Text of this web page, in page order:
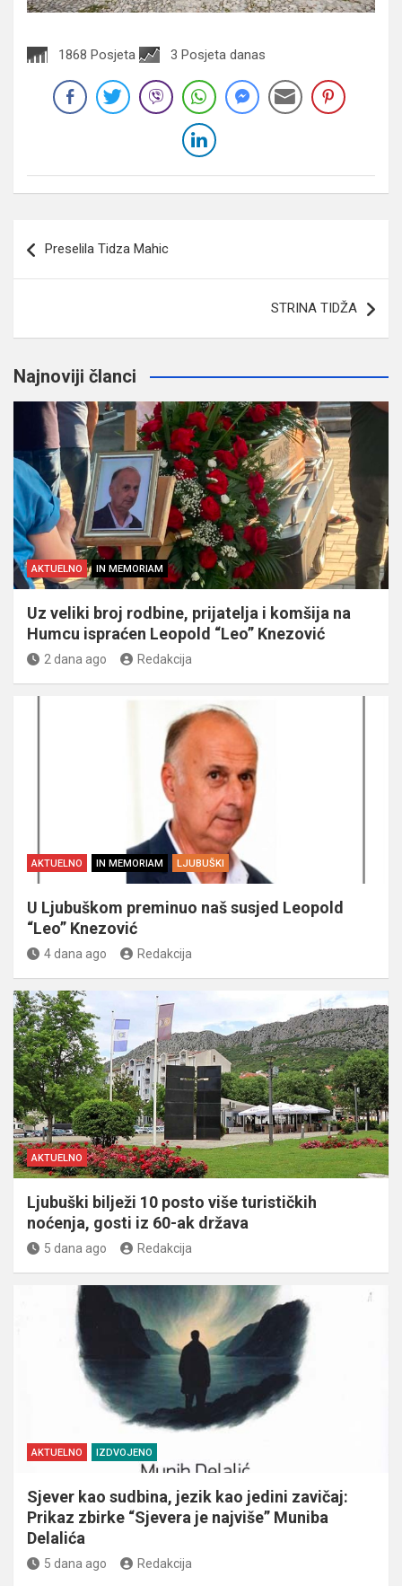
1868 Posjeta 3 Posjeta danas
članaka
Preselila Tidza Mahic
STRINA TIDŽA
Najnoviji članci
AKTUELNO IN MEMORIAM
Uz veliki broj rodbine, prijatelja i komšija na
Humcu ispraćen Leopold “Leo” Knezović
2 dana ago Redakcija
AKTUELNO IN MEMORIAM LJUBUŠKI
U Ljubuškom preminuo naš susjed Leopold
“Leo” Knezović
4 dana ago Redakcija
AKTUELNO
Ljubuški bilježi 10 posto više turističkih
noćenja, gosti iz 60-ak država
5 dana ago Redakcija
AKTUELNO IZDVOJENO
Sjever kao sudbina, jezik kao jedini zavičaj:
Prikaz zbirke “Sjevera je najviše” Muniba
Delalića
5 dana ago Redakcija